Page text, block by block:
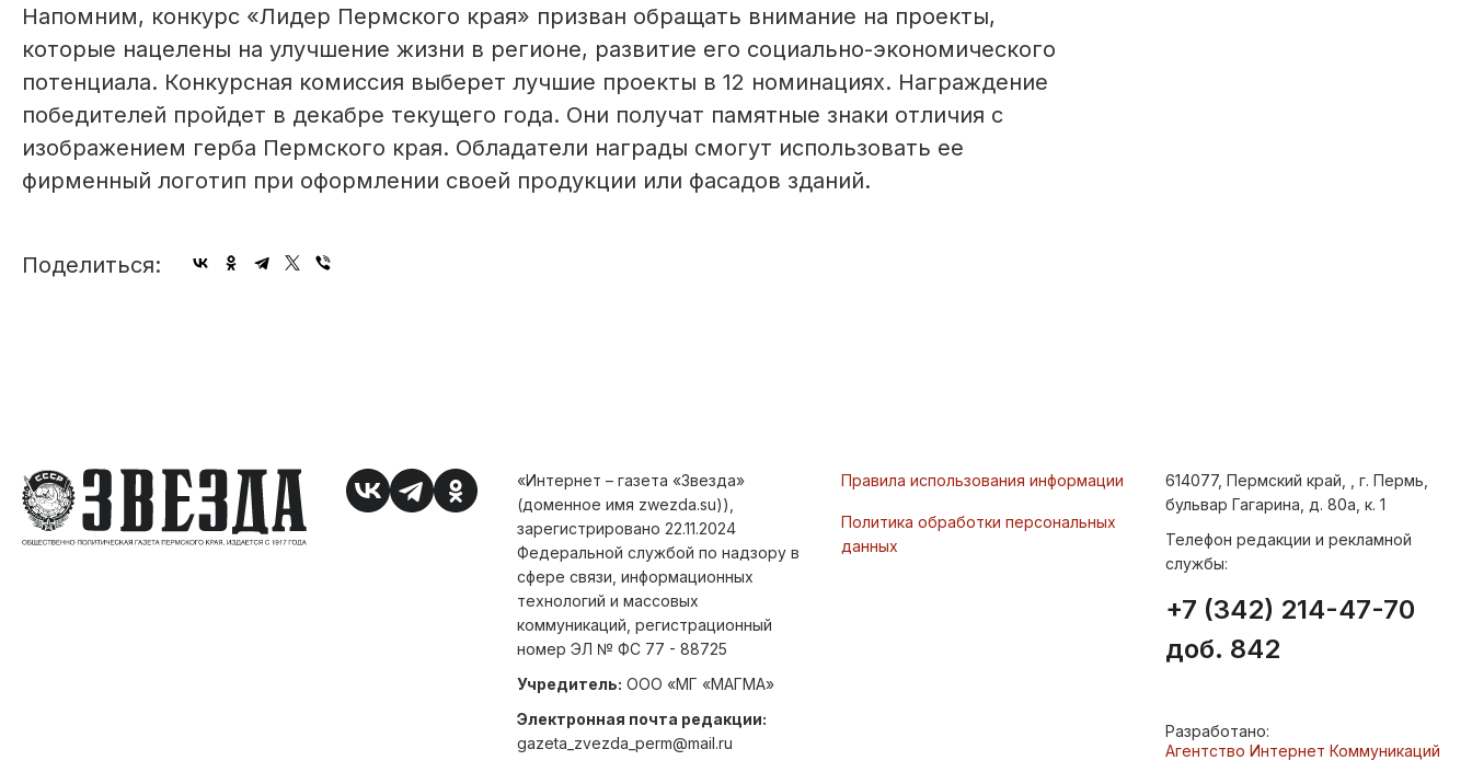
Напомним, конкурс «Лидер Пермского края» призван обращать внимание на проекты,
которые нацелены на улучшение жизни в регионе, развитие его социально-экономического
потенциала. Конкурсная комиссия выберет лучшие проекты в 12 номинациях. Награждение
победителей пройдет в декабре текущего года. Они получат памятные знаки отличия с
изображением герба Пермского края. Обладатели награды смогут использовать ее
фирменный логотип при оформлении своей продукции или фасадов зданий.
Поделиться:
«Интернет – газета «Звезда»
(доменное имя zwezda.su)),
зарегистрировано 22.11.2024
Федеральной службой по надзору в
сфере связи, информационных
технологий и массовых
коммуникаций, регистрационный
номер ЭЛ № ФС 77 - 88725
Учредитель: ООО «МГ «МАГМА»
Электронная почта редакции:
gazeta_zvezda_perm@mail.ru
Правила использования информации
Политика обработки персональных
данных
614077, Пермский край, , г. Пермь,
бульвар Гагарина, д. 80а, к. 1
Телефон редакции и рекламной
службы:
+7 (342) 214-47-70
доб. 842
Разработано:
Агентство Интернет Коммуникаций